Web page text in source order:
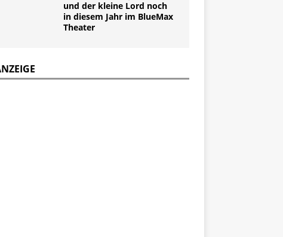
und der kleine Lord noch
in diesem Jahr im BlueMax
Theater